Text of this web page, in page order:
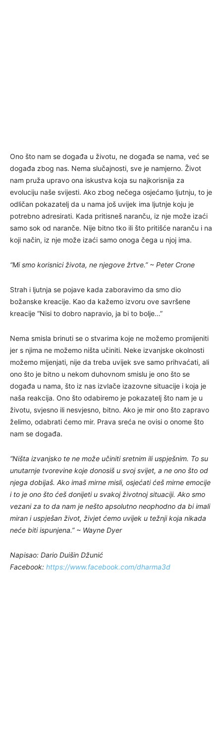
Ono što nam se događa u životu, ne događa se nama, već se
događa zbog nas. Nema slučajnosti, sve je namjerno. Život
nam pruža upravo ona iskustva koja su najkorisnija za
evoluciju naše svijesti. Ako zbog nečega osjećamo ljutnju, to je
odličan pokazatelj da u nama još uvijek ima ljutnje koju je
potrebno adresirati. Kada pritisneš naranču, iz nje može izaći
samo sok od naranče. Nije bitno tko ili što pritišće naranču i na
koji način, iz nje može izaći samo onoga čega u njoj ima.
“Mi smo korisnici života, ne njegove žrtve.” ~ Peter Crone
Strah i ljutnja se pojave kada zaboravimo da smo dio
božanske kreacije. Kao da kažemo izvoru ove savršene
kreacije “Nisi to dobro napravio, ja bi to bolje…”
Nema smisla brinuti se o stvarima koje ne možemo promijeniti
jer s njima ne možemo ništa učiniti. Neke izvanjske okolnosti
možemo mijenjati, nije da treba uvijek sve samo prihvaćati, ali
ono što je bitno u nekom duhovnom smislu je ono što se
događa u nama, što iz nas izvlače izazovne situacije i koja je
naša reakcija. Ono što odabiremo je pokazatelj što nam je u
životu, svjesno ili nesvjesno, bitno. Ako je mir ono što zapravo
želimo, odabrati ćemo mir. Prava sreća ne ovisi o onome što
nam se događa.
“Ništa izvanjsko te ne može učiniti sretnim ili uspješnim. To su
unutarnje tvorevine koje donosiš u svoj svijet, a ne ono što od
njega dobijaš. Ako imaš mirne misli, osjećati ćeš mirne emocije
i to je ono što ćeš donijeti u svakoj životnoj situaciji. Ako smo
vezani za to da nam je nešto apsolutno neophodno da bi imali
miran i uspješan život, živjet ćemo uvijek u težnji koja nikada
neće biti ispunjena.” ~ Wayne Dyer
Napisao: Dario Duišin Džunić
Facebook: https://www.facebook.com/dharma3d